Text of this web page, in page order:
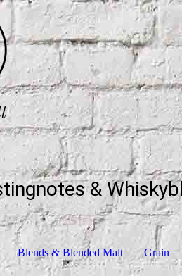
&
Blends & Blended Malt Grain